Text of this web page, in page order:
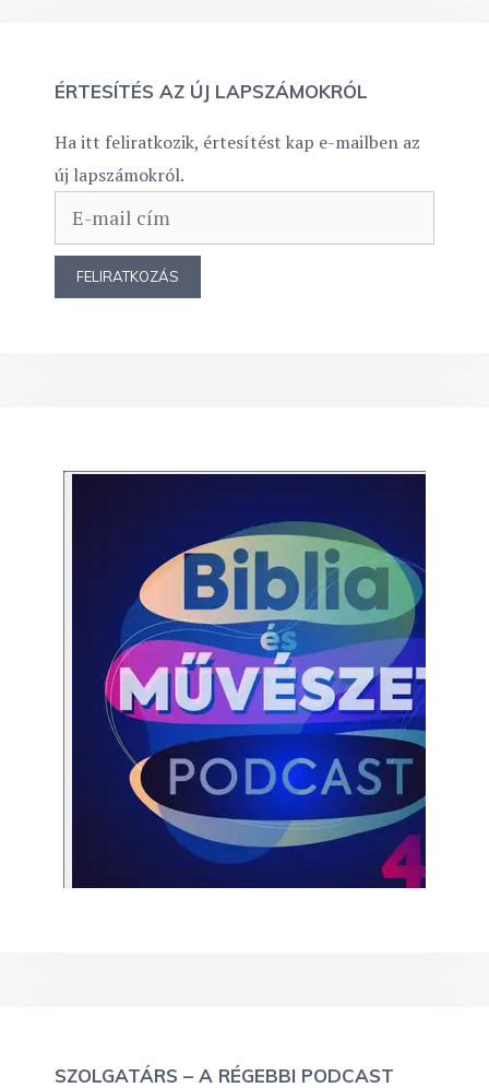
ÉRTESÍTÉS AZ ÚJ LAPSZÁMOKRÓL
Ha itt feliratkozik, értesítést kap e-mailben az
új lapszámokról.
SZOLGATÁRS – A RÉGEBBI PODCAST